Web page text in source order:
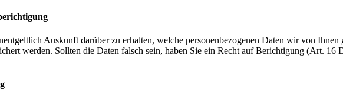
Auskunft darüber zu erhalten, welche personenbezogenen Daten wir von
werden. Sollten die Daten falsch sein, haben Sie ein Recht auf Berichtigung (Art.